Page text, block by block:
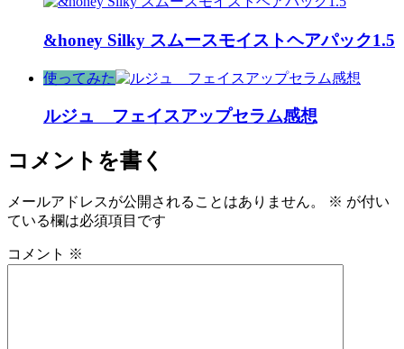
&honey Silky スムースモイストヘアパック1.5
使ってみた
ルジュ フェイスアップセラム感想
コメントを書く
メールアドレスが公開されることはありません。 ※ が付い
ている欄は必須項目です
コメント ※